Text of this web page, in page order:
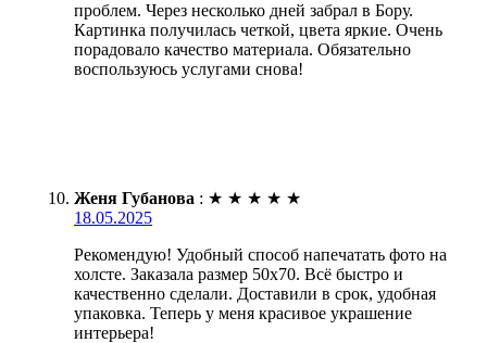
проблем. Через несколько дней забрал в Бору.
Картинка получилась четкой, цвета яркие. Очень
порадовало качество материала. Обязательно
воспользуюсь услугами снова!
Женя Губанова : ★ ★ ★ ★ ★
18.05.2025
Рекомендую! Удобный способ напечатать фото на
холсте. Заказала размер 50х70. Всё быстро и
качественно сделали. Доставили в срок, удобная
упаковка. Теперь у меня красивое украшение
интерьера!